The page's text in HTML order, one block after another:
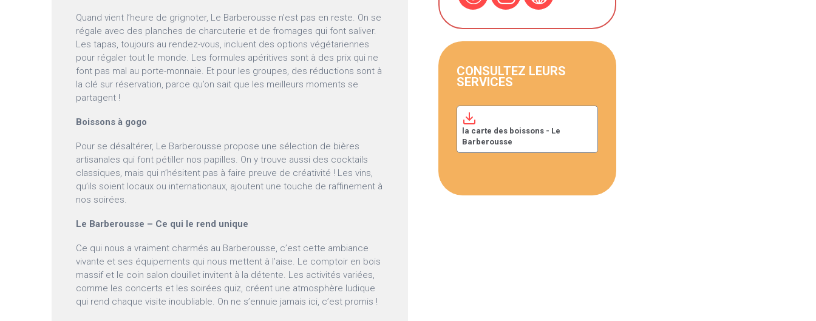
Quand vient l’heure de grignoter, Le Barberousse n’est pas en reste. On se
régale avec des planches de charcuterie et de fromages qui font saliver.
Les tapas, toujours au rendez-vous, incluent des options végétariennes
pour régaler tout le monde. Les formules apéritives sont à des prix qui ne
font pas mal au porte-monnaie. Et pour les groupes, des réductions sont à
la clé sur réservation, parce qu’on sait que les meilleurs moments se
partagent !
Boissons à gogo
Pour se désaltérer, Le Barberousse propose une sélection de bières
artisanales qui font pétiller nos papilles. On y trouve aussi des cocktails
classiques, mais qui n’hésitent pas à faire preuve de créativité ! Les vins,
qu’ils soient locaux ou internationaux, ajoutent une touche de raffinement à
nos soirées.
Le Barberousse – Ce qui le rend unique
Ce qui nous a vraiment charmés au Barberousse, c’est cette ambiance
vivante et ses équipements qui nous mettent à l’aise. Le comptoir en bois
massif et le coin salon douillet invitent à la détente. Les activités variées,
comme les concerts et les soirées quiz, créent une atmosphère ludique
qui rend chaque visite inoubliable. On ne s’ennuie jamais ici, c’est promis !
CONSULTEZ LEURS
SERVICES
la carte des boissons - Le
Barberousse